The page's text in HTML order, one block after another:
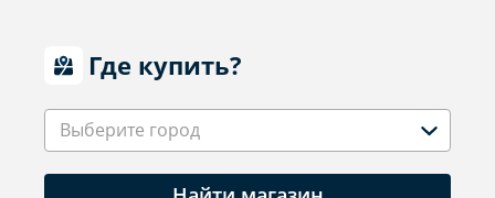
Где купить?
Выберите город